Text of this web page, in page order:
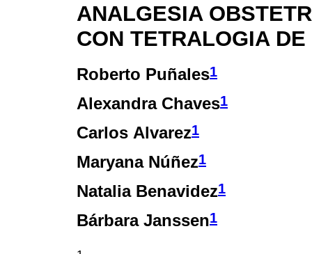
ANALGESIA
CON TETRALOGIA
Roberto Puñales1
Alexandra Chaves1
Carlos Alvarez1
Maryana Núñez1
Natalia Benavidez1
Bárbara Janssen1